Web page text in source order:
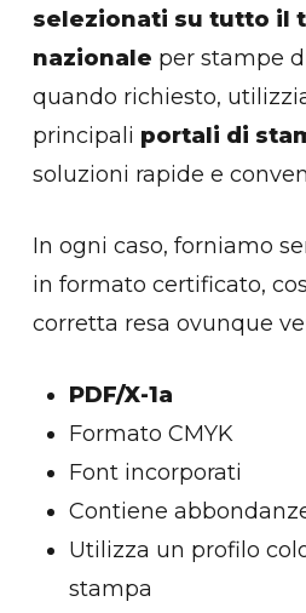
selezionati su tutto il
nazionale per stampe
quando richiesto,
principali portali di
soluzioni rapide e
In ogni caso, forniamo
in formato certificato,
corretta resa ovunque
PDF/X-1a
Formato CMYK
Font incorporati
Contiene
Utilizza un profilo
stampa